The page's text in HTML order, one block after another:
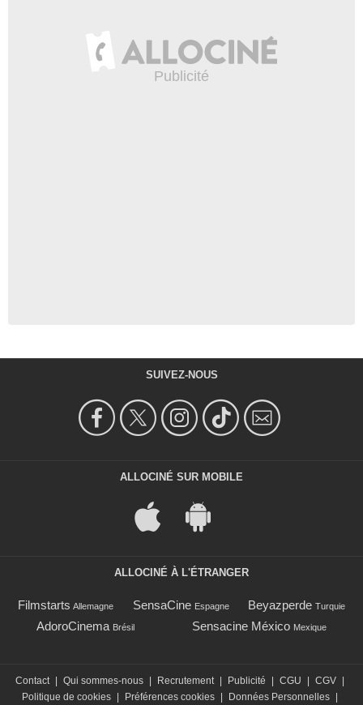
SUIVEZ-NOUS
ALLOCINÉ SUR MOBILE
ALLOCINÉ À L'ÉTRANGER
Filmstarts Allemagne SensaCine Espagne Beyazperde Turquie
AdoroCinema Brésil Sensacine México Mexique
Contact | Qui sommes-nous | Recrutement | Publicité | CGU | CGV |
Politique de cookies | Préférences cookies | Données Personnelles |